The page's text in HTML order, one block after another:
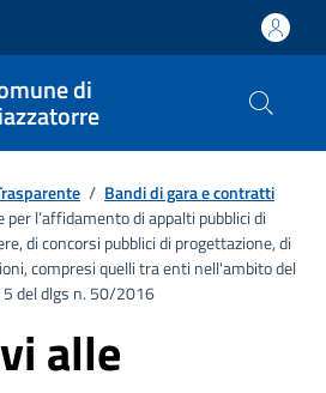
di
/ Bandi di gara e contratti
l’affidamento di appalti pubblici di
di concorsi pubblici di progettazione, di
compresi quelli tra enti nell'ambito del
del dlgs n. 50/2016
alle